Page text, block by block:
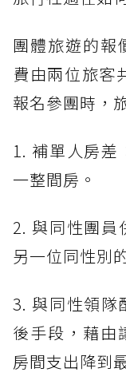
團體旅遊的報
費由兩位旅客
報名參團時，
1. 補單人房差
一整間房。
2. 與同性團員
另一位同性別
3. 與同性領隊
後手段，藉由
房間支出降到